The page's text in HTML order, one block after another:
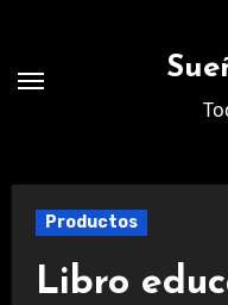
contenido
Productos
Libro